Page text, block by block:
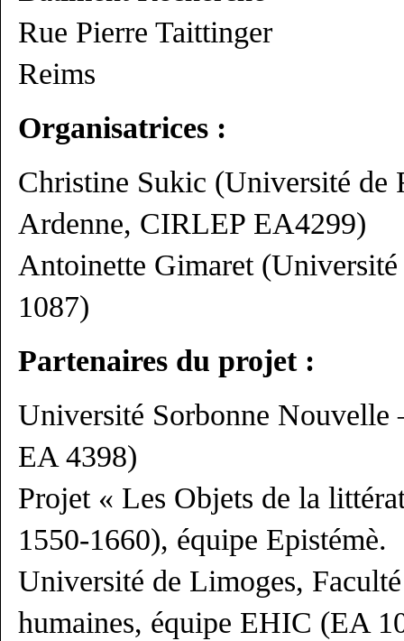
Rue Pierre Taittinger
Reims
Organisatrices :
Christine Sukic (Université de
Ardenne, CIRLEP EA4299)
Antoinette Gimaret
1087)
Partenaires du projet :
Université Sorbonne Nouvelle
EA 4398)
Projet « Les Objets de la
1550-1660), équipe Epistémè.
Université de Limoges,
humaines, équipe EHIC (EA